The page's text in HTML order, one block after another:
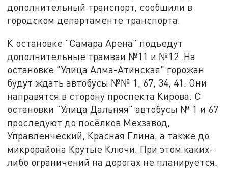
дополнительный транспорт, сообщили в
городском департаменте транспорта.
К остановке "Самара Арена" подъедут
дополнительные трамваи №11 и №12. На
остановке "Улица Алма-Атинская" горожан
будут ждать автобусы №№ 1, 67, 34, 41. Они
направятся в сторону проспекта Кирова. С
остановки "Улица Дальняя" автобусы № 1 и 67
проследуют до посёлков Мехзавод,
Управленческий, Красная Глина, а также до
микрорайона Крутые Ключи. При этом каких-
либо ограничений на дорогах не планируется.